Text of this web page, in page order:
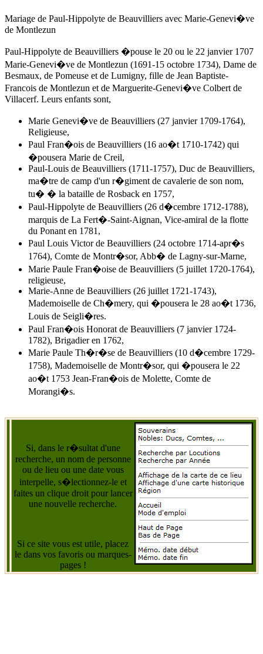
Mariage de Paul-Hippolyte de Beauvilliers avec Marie-Genevi�ve
de Montlezun
Paul-Hippolyte de Beauvilliers �pouse le 20 ou le 22 janvier 1707
Marie-Genevi�ve de Montlezun (1691-15 octobre 1734), Dame de
Besmaux, de Pomeuse et de Lumigny, fille de Jean Baptiste-
Francois de Montlezun et de Marguerite-Genevi�ve Colbert de
Villacerf. Leurs enfants sont,
Marie Genevi�ve de Beauvilliers (27 janvier 1709-1764),
Religieuse,
Paul Fran�ois de Beauvilliers (16 ao�t 1710-1742) qui
�pousera Marie de Creil,
Paul-Louis de Beauvilliers (1711-1757), Duc de Beauvilliers,
ma�tre de camp d'un r�giment de cavalerie de son nom,
tu� � la bataille de Rosback en 1757,
Paul-Hippolyte de Beauvilliers (26 d�cembre 1712-1788),
marquis de La Fert�-Saint-Aignan, Vice-amiral de la flotte
du Ponant en 1781,
Paul Louis Victor de Beauvilliers (24 octobre 1714-apr�s
1764), Comte de Montr�sor, Abb� de Lagny-sur-Marne,
Marie Paule Fran�oise de Beauvilliers (5 juillet 1720-1764),
religieuse,
Marie-Anne de Beauvilliers (26 juillet 1721-1743),
Mademoiselle de Ch�mery, qui �pousera le 28 ao�t 1736,
Louis de Seigli�res.
Paul Fran�ois Honorat de Beauvilliers (7 janvier 1724-
1782), Brigadier en 1762,
Marie Paule Th�r�se de Beauvilliers (10 d�cembre 1729-
1758), Mademoiselle de Montr�sor, qui �pousera le 22
ao�t 1753 Jean-Fran�ois de Molette, Comte de
Morangi�s.
Si, dans le r�sultat d'une
recherche, un nom de personne
ou de lieu ou une date vous
interpelle, s�lectionnez-le et
faites un clique droit pour lancer
une nouvelle recherche.
Si ce site vous est utile, placez
le dans vos favoris ou marques-
pages !